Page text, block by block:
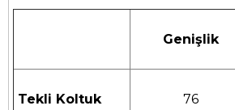
Genişlik
Tekli Koltuk 76